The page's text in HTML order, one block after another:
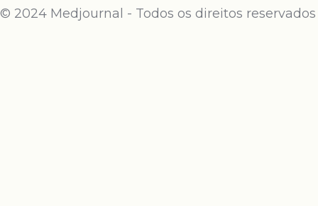
© 2024 Medjournal - Todos os direitos reservados